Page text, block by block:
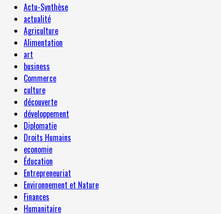
Actu-Synthèse
actualité
Agriculture
Alimentation
art
business
Commerce
culture
découverte
développement
Diplomatie
Droits Humains
economie
Éducation
Entrepreneuriat
Environnement et Nature
Finances
Humanitaire